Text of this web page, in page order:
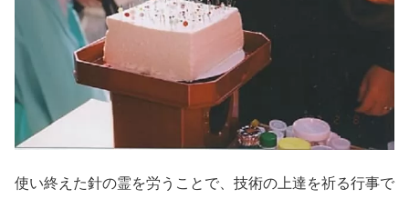
使い終えた針の霊を労うことで、技術の上達を祈る行事で